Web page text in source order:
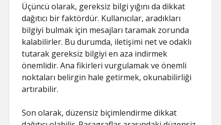
Üçüncü olarak, gereksiz bilgi yığını da dikkat
dağıtıcı bir faktördür. Kullanıcılar, aradıkları
bilgiyi bulmak için mesajları taramak zorunda
kalabilirler. Bu durumda, iletişimi net ve odaklı
tutarak gereksiz bilgiyi en aza indirmek
önemlidir. Ana fikirleri vurgulamak ve önemli
noktaları belirgin hale getirmek, okunabilirliği
artırabilir.
Son olarak, düzensiz biçimlendirme dikkat